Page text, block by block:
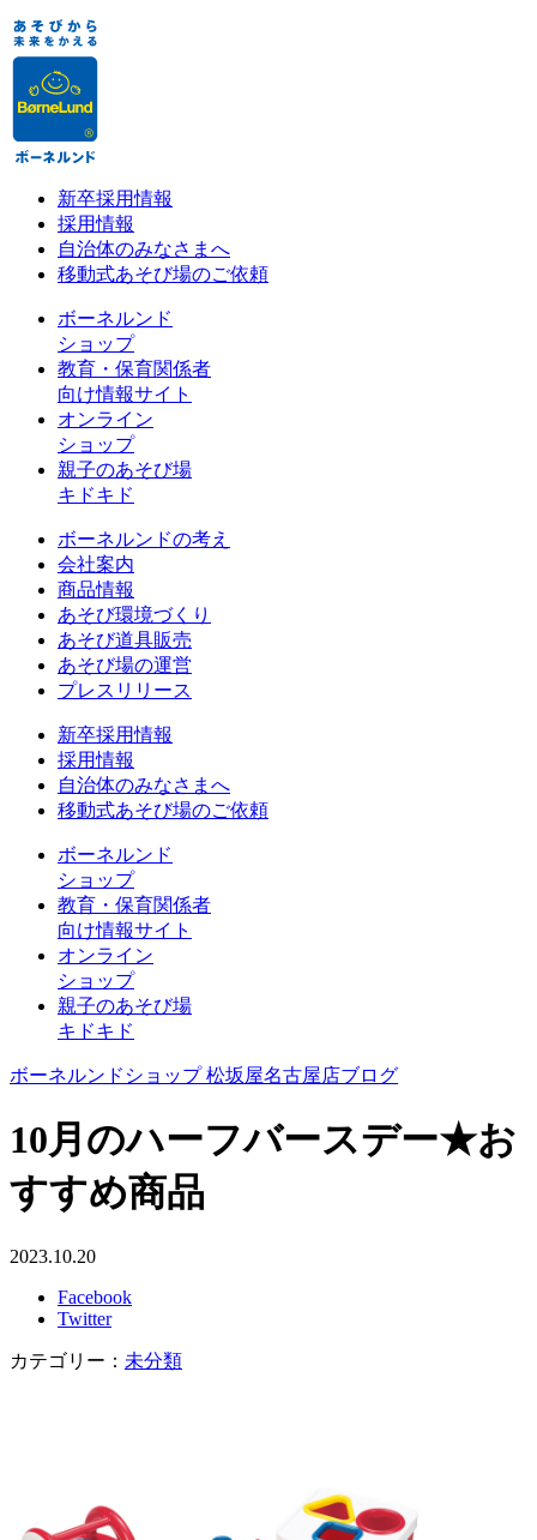
新卒採用情報
採用情報
自治体のみなさまへ
移動式あそび場のご依頼
ボーネルンド
ショップ
教育・保育関係者
向け情報サイト
オンライン
ショップ
親子のあそび場
キドキド
ボーネルンドの考え
会社案内
商品情報
あそび環境づくり
あそび道具販売
あそび場の運営
プレスリリース
新卒採用情報
採用情報
自治体のみなさまへ
移動式あそび場のご依頼
ボーネルンド
ショップ
教育・保育関係者
向け情報サイト
オンライン
ショップ
親子のあそび場
キドキド
ボーネルンドショップ 松坂屋名古屋店ブログ
10月のハーフバースデー★お
すすめ商品
2023.10.20
Facebook
Twitter
カテゴリー： 未分類